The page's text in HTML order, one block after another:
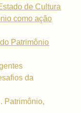
de Cultura
como ação
Patrimônio
da
Patrimônio,